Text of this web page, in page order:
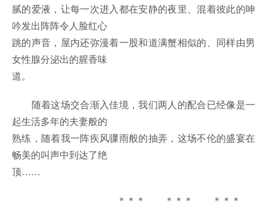
腻的爱液，让每一次进入都在安静的夜里、混着彼此的呻
吟发出阵阵令人脸红心
跳的声音，屋内还弥漫着一股和道满蟹相似的、同样由男
女性腺分泌出的腥香味
道。
随着这场交合渐入佳境，我们两人的配合已经像是一
起生活多年的夫妻般的
熟练，随着我一阵疾风骤雨般的抽弄，这场不伦的盛宴在
畅美的叫声中到达了绝
顶……
＊＊＊ ＊＊＊ ＊＊＊